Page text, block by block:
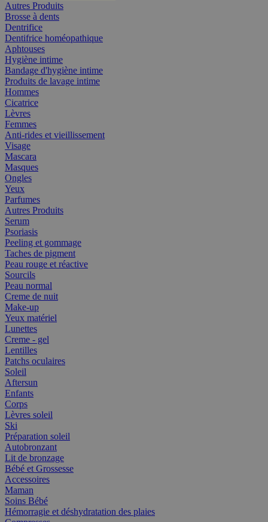
Autres Produits
Brosse à dents
Dentrifice
Dentifrice homéopathique
Aphtouses
Hygiène intime
Bandage d'hygiène intime
Produits de lavage intime
Hommes
Cicatrice
Lèvres
Femmes
Anti-rides et vieillissement
Visage
Mascara
Masques
Ongles
Yeux
Parfumes
Autres Produits
Serum
Psoriasis
Peeling et gommage
Taches de pigment
Peau rouge et réactive
Sourcils
Peau normal
Creme de nuit
Make-up
Yeux matériel
Lunettes
Creme - gel
Lentilles
Patchs oculaires
Soleil
Aftersun
Enfants
Corps
Lèvres soleil
Ski
Préparation soleil
Autobronzant
Lit de bronzage
Bébé et Grossesse
Accessoires
Maman
Soins Bébé
Hémorragie et déshydratation des plaies